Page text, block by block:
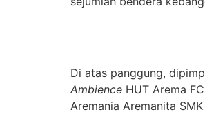
Di atas panggung,
Ambience HUT Arema
Aremania Aremanita SMK